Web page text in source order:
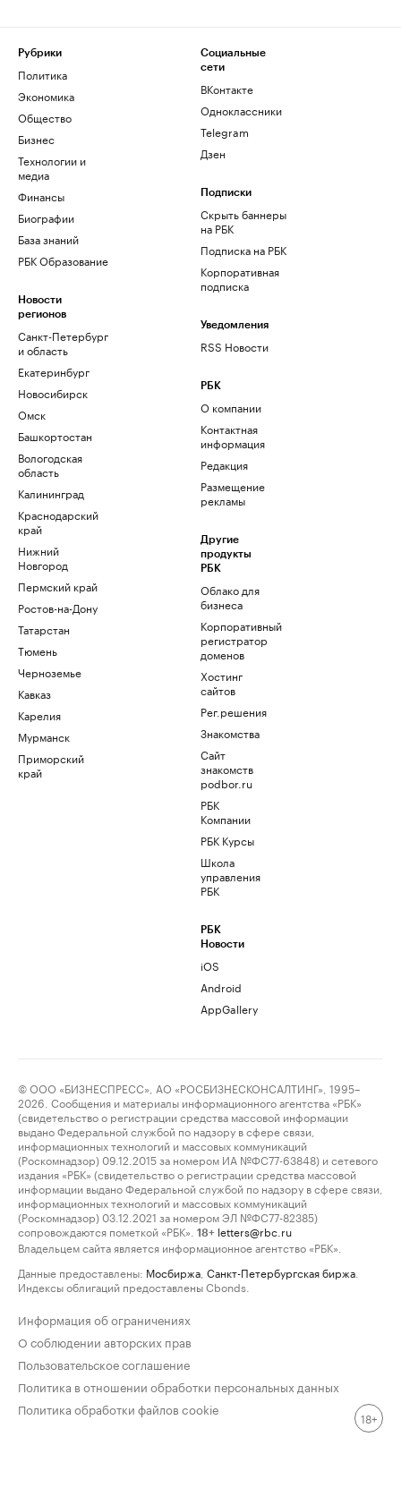
Рубрики
Политика
Экономика
Общество
Бизнес
Технологии и
медиа
Финансы
Биографии
База знаний
РБК Образование
Новости
регионов
Санкт-Петербург
и область
Екатеринбург
Новосибирск
Омск
Башкортостан
Вологодская
область
Калининград
Краснодарский
край
Нижний
Новгород
Пермский край
Ростов-на-Дону
Татарстан
Тюмень
Черноземье
Кавказ
Карелия
Мурманск
Приморский
край
Социальные
сети
ВКонтакте
Одноклассники
Telegram
Дзен
Подписки
Скрыть баннеры
на РБК
Подписка на РБК
Корпоративная
подписка
Уведомления
RSS Новости
РБК
О компании
Контактная
информация
Редакция
Размещение
рекламы
Другие
продукты
РБК
Облако для
бизнеса
Корпоративный
регистратор
доменов
Хостинг
сайтов
Рег.решения
Знакомства
Сайт
знакомств
podbor.ru
РБК
Компании
РБК Курсы
Школа
управления
РБК
РБК
Новости
iOS
Android
AppGallery
© ООО «БИЗНЕСПРЕСС», АО «РОСБИЗНЕСКОНСАЛТИНГ», 1995–
2026. Сообщения и материалы информационного агентства «РБК»
(свидетельство о регистрации средства массовой информации
выдано Федеральной службой по надзору в сфере связи,
информационных технологий и массовых коммуникаций
(Роскомнадзор) 09.12.2015 за номером ИА №ФС77-63848) и сетевого
издания «РБК» (свидетельство о регистрации средства массовой
информации выдано Федеральной службой по надзору в сфере связи,
информационных технологий и массовых коммуникаций
(Роскомнадзор) 03.12.2021 за номером ЭЛ №ФС77-82385)
сопровождаются пометкой «РБК».
18+ letters@rbc.ru
Владельцем сайта является информационное агентство «РБК».
Данные предоставлены: Мосбиржа Санкт-Петербургская биржа
Индексы облигаций предоставлены Cbonds.
Информация об ограничениях
О соблюдении авторских прав
Пользовательское соглашение
Политика в отношении обработки персональных данных
Политика обработки файлов cookie
18+